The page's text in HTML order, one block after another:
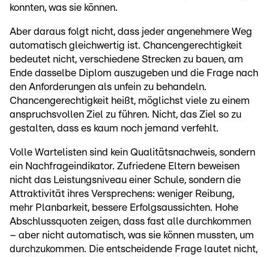
konnten, was sie können.
Aber daraus folgt nicht, dass jeder angenehmere Weg
automatisch gleichwertig ist. Chancengerechtigkeit
bedeutet nicht, verschiedene Strecken zu bauen, am
Ende dasselbe Diplom auszugeben und die Frage nach
den Anforderungen als unfein zu behandeln.
Chancengerechtigkeit heißt, möglichst viele zu einem
anspruchsvollen Ziel zu führen. Nicht, das Ziel so zu
gestalten, dass es kaum noch jemand verfehlt.
Volle Wartelisten sind kein Qualitätsnachweis, sondern
ein Nachfrageindikator. Zufriedene Eltern beweisen
nicht das Leistungsniveau einer Schule, sondern die
Attraktivität ihres Versprechens: weniger Reibung,
mehr Planbarkeit, bessere Erfolgsaussichten. Hohe
Abschlussquoten zeigen, dass fast alle durchkommen
– aber nicht automatisch, was sie können mussten, um
durchzukommen. Die entscheidende Frage lautet nicht,